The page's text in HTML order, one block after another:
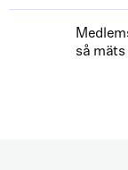
så